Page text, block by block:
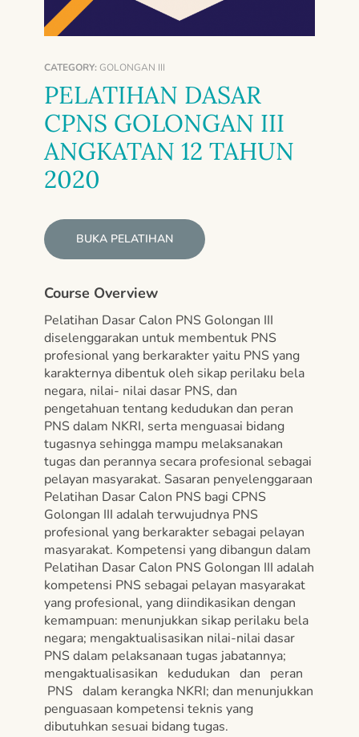
CATEGORY: GOLONGAN III
PELATIHAN DASAR
CPNS GOLONGAN III
ANGKATAN 12 TAHUN
2020
BUKA PELATIHAN
Course Overview
Pelatihan Dasar Calon PNS Golongan III
diselenggarakan untuk membentuk PNS
profesional yang berkarakter yaitu PNS yang
karakternya dibentuk oleh sikap perilaku bela
negara, nilai- nilai dasar PNS, dan
pengetahuan tentang kedudukan dan peran
PNS dalam NKRI, serta menguasai bidang
tugasnya sehingga mampu melaksanakan
tugas dan perannya secara profesional sebagai
pelayan masyarakat. Sasaran penyelenggaraan
Pelatihan Dasar Calon PNS bagi CPNS
Golongan III adalah terwujudnya PNS
profesional yang berkarakter sebagai pelayan
masyarakat. Kompetensi yang dibangun dalam
Pelatihan Dasar Calon PNS Golongan III adalah
kompetensi PNS sebagai pelayan masyarakat
yang profesional, yang diindikasikan dengan
kemampuan: menunjukkan sikap perilaku bela
negara; mengaktualisasikan nilai-nilai dasar
PNS dalam pelaksanaan tugas jabatannya;
mengaktualisasikan kedudukan dan peran
PNS dalam kerangka NKRI; dan menunjukkan
penguasaan kompetensi teknis yang
dibutuhkan sesuai bidang tugas.